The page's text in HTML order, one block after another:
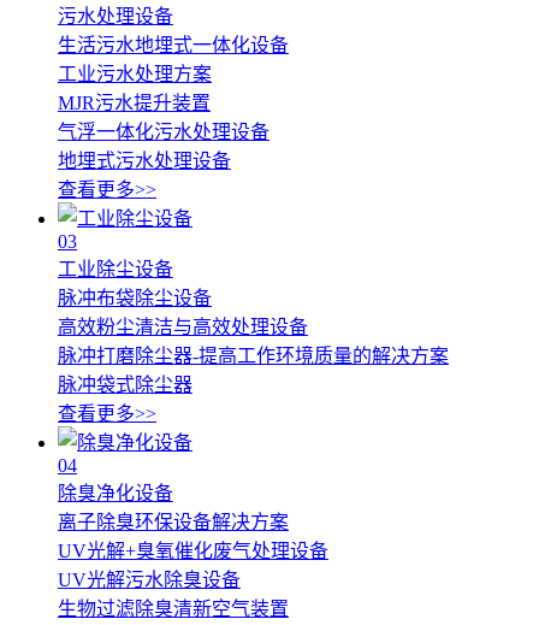
污水处理设备
生活污水地埋式一体化设备
工业污水处理方案
MJR污水提升装置
气浮一体化污水处理设备
地埋式污水处理设备
查看更多>>
03
工业除尘设备
脉冲布袋除尘设备
高效粉尘清洁与高效处理设备
脉冲打磨除尘器-提高工作环境质量的解决方案
脉冲袋式除尘器
查看更多>>
04
除臭净化设备
离子除臭环保设备解决方案
UV光解+臭氧催化废气处理设备
UV光解污水除臭设备
生物过滤除臭清新空气装置